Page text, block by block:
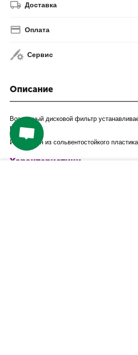
Доставка
Оплата
Сервис
Описание
Воздушный дисковой фильтр
принтерах.
Изготовлен из сольвентостойкого пластика.
Характеристики